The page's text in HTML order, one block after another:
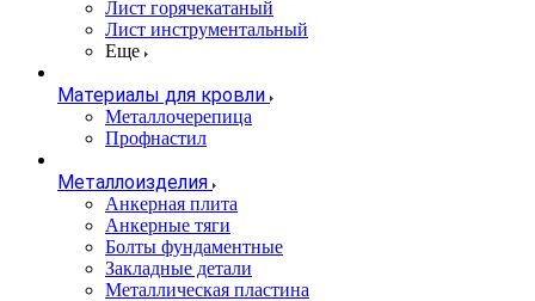
Лист горячекатаный
Лист инструментальный
Еще
Материалы для кровли
Металлочерепица
Профнастил
Металлоизделия
Анкерная плита
Анкерные тяги
Болты фундаментные
Закладные детали
Металлическая пластина